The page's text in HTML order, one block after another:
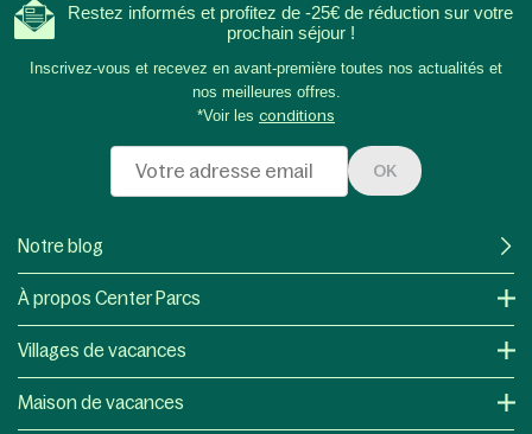
Restez informés et profitez de -25€ de réduction sur votre
prochain séjour !
Inscrivez-vous et recevez en avant-première toutes nos actualités et
nos meilleures offres.
*Voir les conditions
OK
Notre blog
À propos Center Parcs
Villages de vacances
Maison de vacances